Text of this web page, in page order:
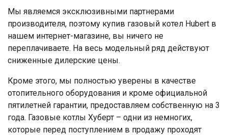
Мы являемся эксклюзивными партнерами
производителя, поэтому купив газовый котел Hubert в
нашем интернет-магазине, вы ничего не
переплачиваете. На весь модельный ряд действуют
сниженные дилерские цены.
Кроме этого, мы полностью уверены в качестве
отопительного оборудования и кроме официальной
пятилетней гарантии, предоставляем собственную на 3
года. Газовые котлы Хуберт – одни из немногих,
которые перед поступлением в продажу проходят